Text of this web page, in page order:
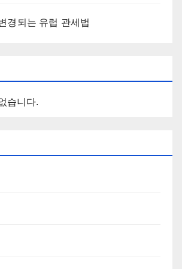
경되는 유럽 관세법
습니다.